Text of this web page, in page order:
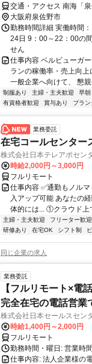
交通・アクセス 南海「
大阪府泉佐野市
勤務時間詳細 実働時間
24日 9：00～22：00の
せん
仕事内容 ベルビューガ
ランの稼働率・売上向
一般企業へ向けて、 懇
制服あり 主婦・主夫歓迎 早朝
有資格者歓迎
賞与あり ブラン
業務委託
在宅コールセンター
株式会社日本テレアポセン
時給2,000円～3,000円
フルリモート
仕事内容 ✅通勤もノル
入アップ可能 あなたの
体的には... ①クラウド上
主婦・主夫歓迎 フリーター歓迎
研修あり
在宅OK シフト制
同じ企業の求人
業務委託
【フルリモート×電
完全在宅の電話営業
株式会社日本セールスセン
時給1,400円～2,000円
フルリモート
勤務時間・曜日: 営業時
仕事内容: 法人企業様の